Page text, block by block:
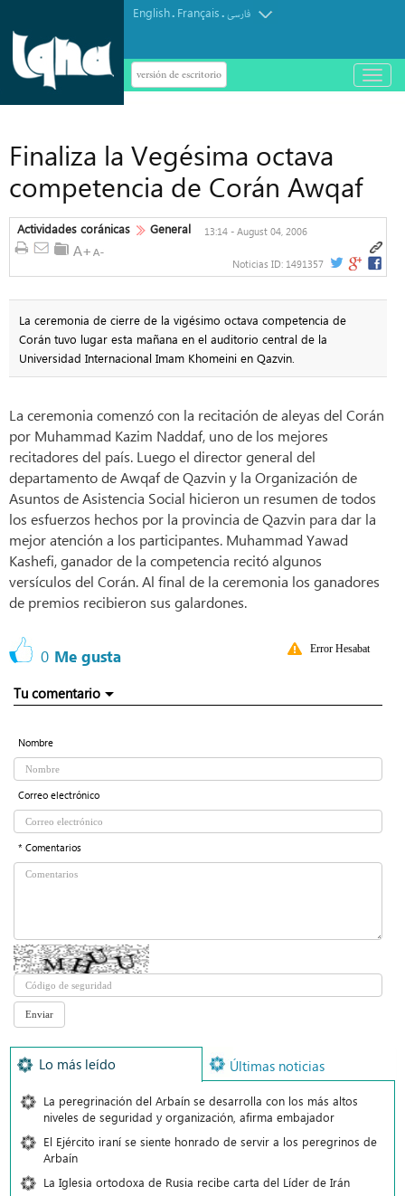
English. Français.فارسی
versión de escritorio
باز
و
Finaliza la Vegésima octava
competencia de Corán Awqaf
Actividades coránicas General 13:14 - August 04, 2006
Noticias ID: 1491357
La ceremonia de cierre de la vigésimo octava competencia de
Corán tuvo lugar esta mañana en el auditorio central de la
Universidad Internacional Imam Khomeini en Qazvin.
La ceremonia comenzó con la recitación de aleyas del Corán
por Muhammad Kazim Naddaf, uno de los mejores
recitadores del país. Luego el director general del
departamento de Awqaf de Qazvin y la Organización de
Asuntos de Asistencia Social hicieron un resumen de todos
los esfuerzos hechos por la provincia de Qazvin para dar la
mejor atención a los participantes. Muhammad Yawad
Kashefi, ganador de la competencia recitó algunos
versículos del Corán. Al final de la ceremonia los ganadores
de premios recibieron sus galardones.
0 Me gusta Error Hesabat
Tu comentario
Nombre
Correo electrónico
* Comentarios
Lo más leído Últimas noticias
La peregrinación del Arbaín se desarrolla con los más altos
niveles de seguridad y organización, afirma embajador
El Ejército iraní se siente honrado de servir a los peregrinos de
Arbaín
La Iglesia ortodoxa de Rusia recibe carta del Líder de Irán